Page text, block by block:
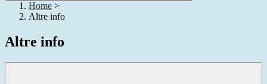
Home >
Altre info
Altre info